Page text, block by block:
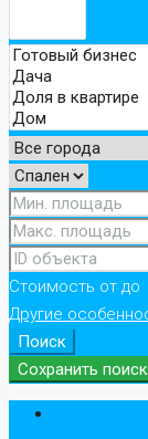
Стоимость от до
Другие
Поиск
Сохранить поиск